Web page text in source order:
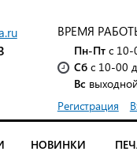
ВРЕМЯ
Пн-Птс 10-
Сбс 10-00
Вс выходной
Регистрация
НОВИНКИ